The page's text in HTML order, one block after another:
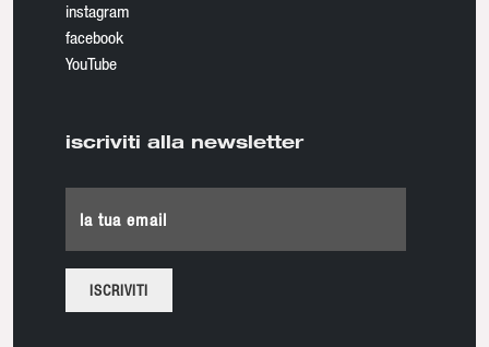
instagram
facebook
YouTube
iscriviti alla newsletter
la tua email